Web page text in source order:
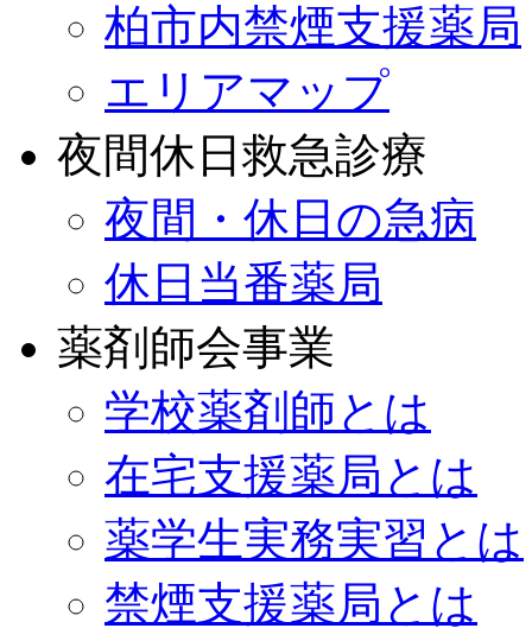
柏市内禁煙支援薬局
エリアマップ
夜間休日救急診療
夜間・休日の急病
休日当番薬局
薬剤師会事業
学校薬剤師とは
在宅支援薬局とは
薬学生実務実習とは
禁煙支援薬局とは